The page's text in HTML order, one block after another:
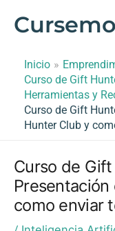
Inicio
Curso de Gift
Herramientas y
Curso de Gift
Hunter Club y
Curso de
como enviar